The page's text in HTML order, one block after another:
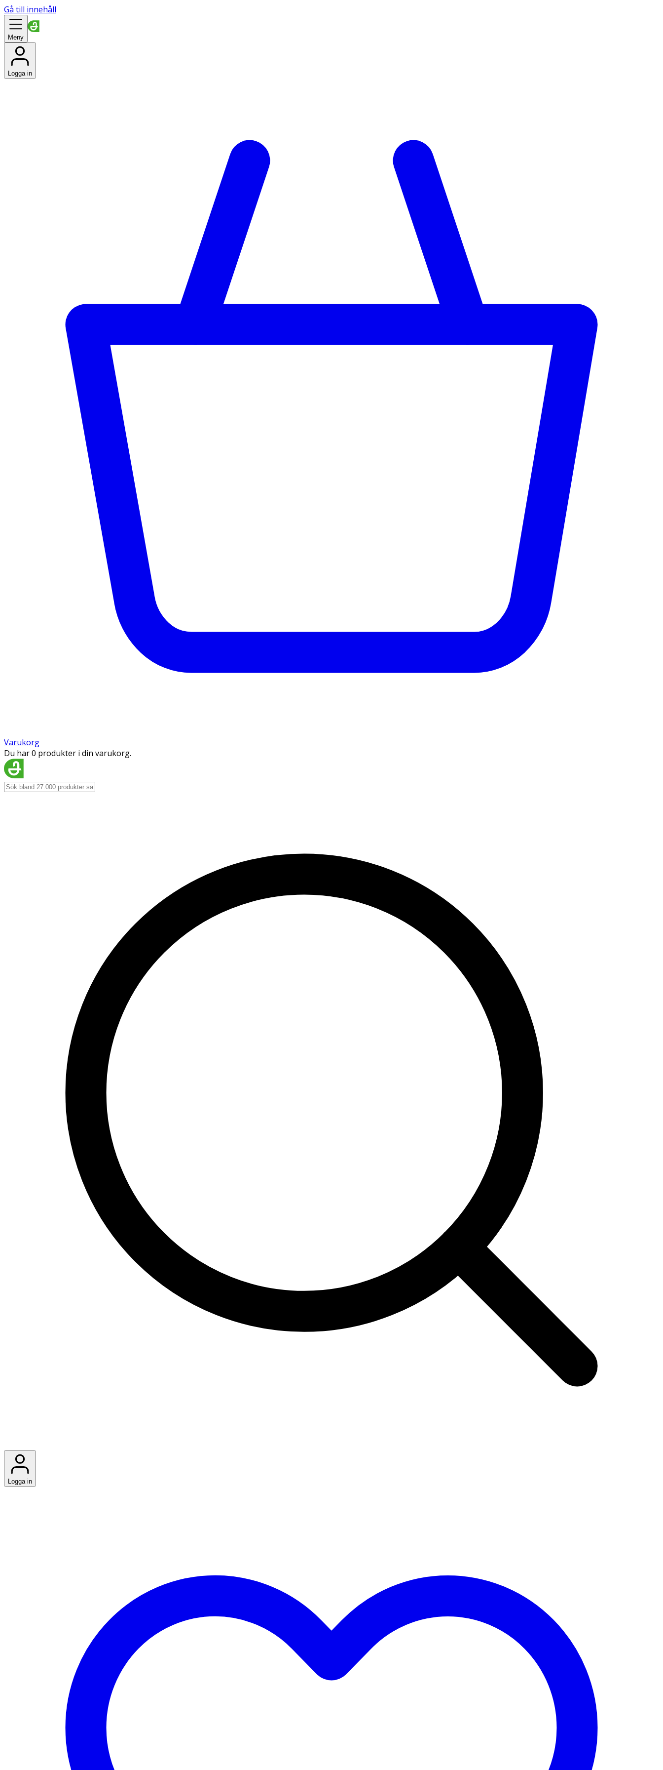
Gå till innehåll
Meny
Logga in
Varukorg
Du har 0 produkter i din varukorg.
Logga in